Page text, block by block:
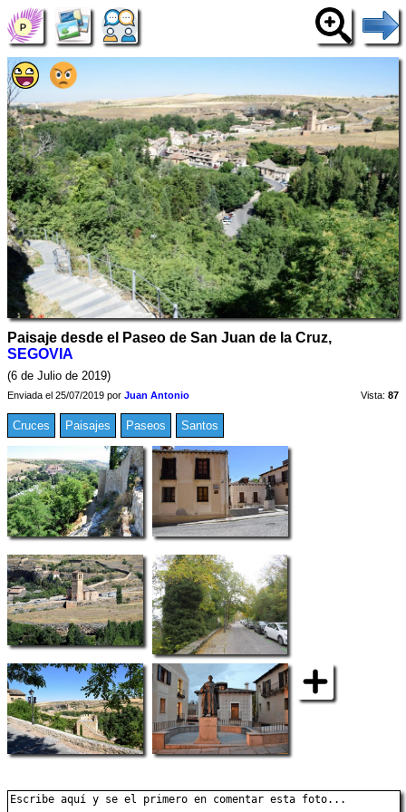
Paisaje desde el Paseo de San Juan de la Cruz,
SEGOVIA
(6 de Julio de 2019)
Enviada el 25/07/2019 por Juan Antonio Vista: 87
Cruces Paisajes Paseos Santos